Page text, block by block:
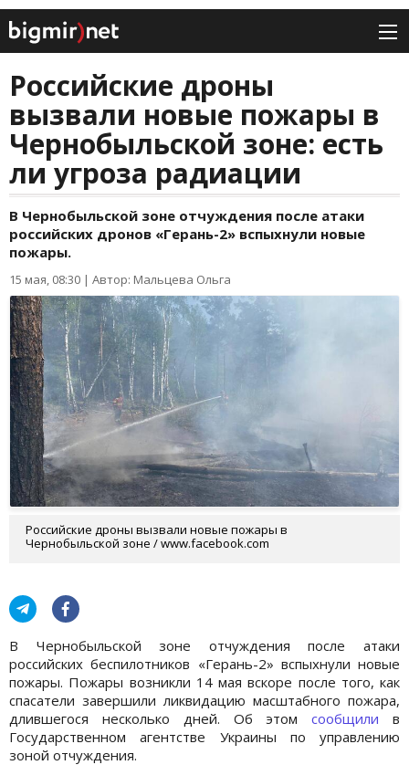
Российские дроны
вызвали новые пожары в
Чернобыльской зоне: есть
ли угроза радиации
В Чернобыльской зоне отчуждения после атаки
российских дронов «Герань-2» вспыхнули новые
пожары.
15 мая, 08:30 | Автор: Мальцева Ольга
Российские дроны вызвали новые пожары в
Чернобыльской зоне / www.facebook.com
В Чернобыльской зоне отчуждения после атаки
российских беспилотников «Герань-2» вспыхнули новые
пожары. Пожары возникли 14 мая вскоре после того, как
спасатели завершили ликвидацию масштабного пожара,
длившегося несколько дней. Об этомсообщили в
Государственном агентстве Украины по управлению
зоной отчуждения.